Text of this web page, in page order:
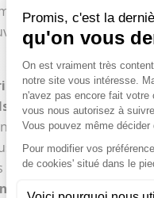
plusieurs minutes
par les Brésiliens. De
a très rebondi après
Islande grâce à un
dans le match à dix
de la barre
encore espérer
), le Nigeria
est le